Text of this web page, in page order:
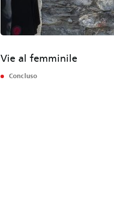
Vie al femminile
Concluso